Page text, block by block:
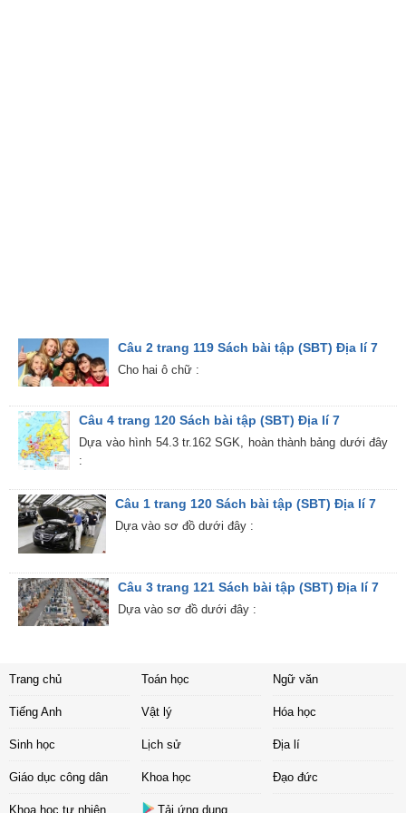
Câu 2 trang 119 Sách bài tập (SBT) Địa lí 7
Cho hai ô chữ :
Câu 4 trang 120 Sách bài tập (SBT) Địa lí 7
Dựa vào hình 54.3 tr.162 SGK, hoàn thành bảng dưới đây
:
Câu 1 trang 120 Sách bài tập (SBT) Địa lí 7
Dựa vào sơ đồ dưới đây :
Câu 3 trang 121 Sách bài tập (SBT) Địa lí 7
Dựa vào sơ đồ dưới đây :
Trang chủ Toán học Ngữ văn
Tiếng Anh Vật lý Hóa học
Sinh học Lịch sử Địa lí
Giáo dục công dân Khoa học Đạo đức
Khoa học tự nhiên Tải ứng dụng